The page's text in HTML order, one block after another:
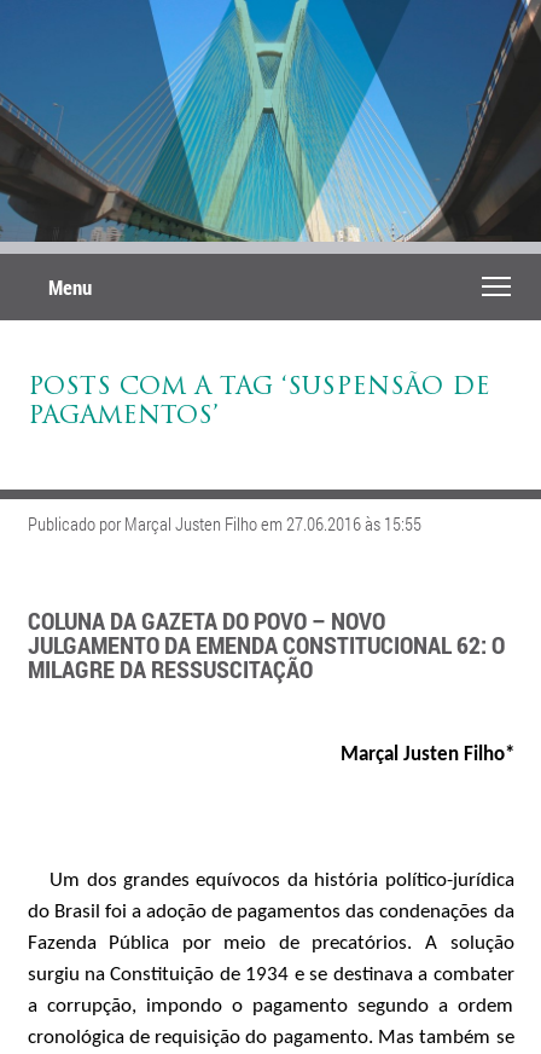
Menu
POSTS COM A TAG ‘SUSPENSÃO DE
PAGAMENTOS’
Publicado por Marçal Justen Filho em 27.06.2016 às 15:55
COLUNA DA GAZETA DO POVO – NOVO
JULGAMENTO DA EMENDA CONSTITUCIONAL 62: O
MILAGRE DA RESSUSCITAÇÃO
Marçal Justen Filho*
Um dos grandes equívocos da história político-jurídica
do Brasil foi a adoção de pagamentos das condenações da
Fazenda Pública por meio de precatórios. A solução
surgiu na Constituição de 1934 e se destinava a combater
a corrupção, impondo o pagamento segundo a ordem
cronológica de requisição do pagamento. Mas também se